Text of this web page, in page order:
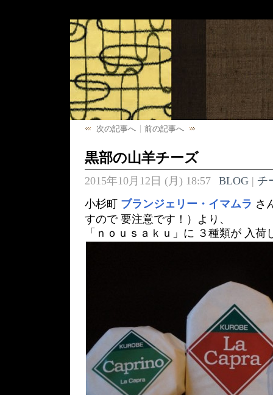
次の記事へ 前の記事へ
黒部の山羊チーズ
2015年10月12日 (月) 18:57 BLOG| チ
小杉町 ブランジェリー・イマムラ さ
すので 要注意です！）より、
「ｎｏｕｓａｋｕ」に ３種類が 入荷